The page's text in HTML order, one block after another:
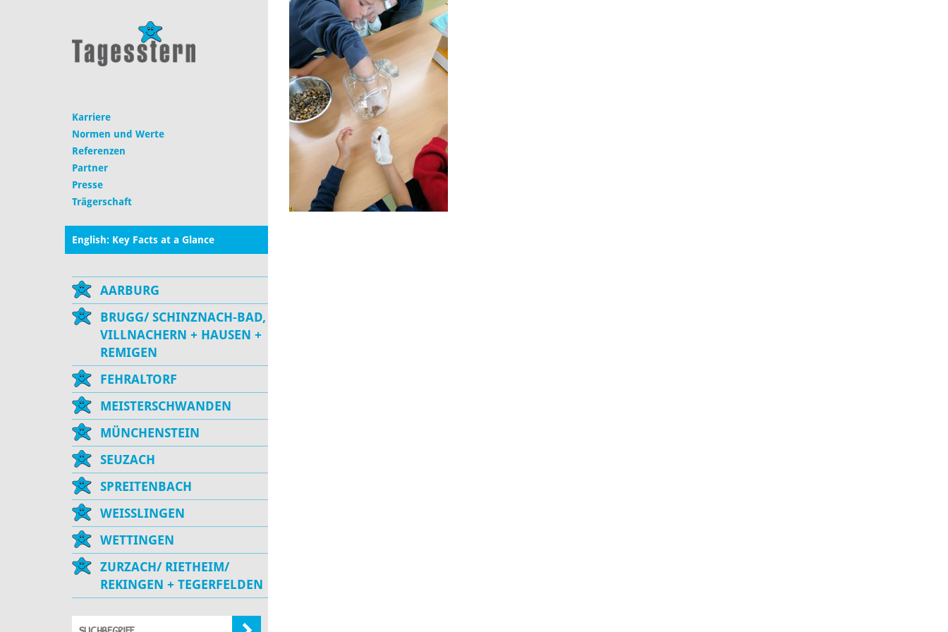
Karriere
Normen und Werte
Referenzen
Partner
Presse
Trägerschaft
English: Key Facts at a Glance
AARBURG
BRUGG/ SCHINZNACH-BAD,
VILLNACHERN + HAUSEN +
REMIGEN
FEHRALTORF
MEISTERSCHWANDEN
MÜNCHENSTEIN
SEUZACH
SPREITENBACH
WEISSLINGEN
WETTINGEN
ZURZACH/ RIETHEIM/
REKINGEN + TEGERFELDEN